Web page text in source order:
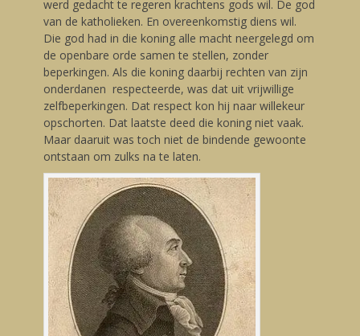
werd gedacht te regeren krachtens gods wil. De god
van de katholieken. En overeenkomstig diens wil.
Die god had in die koning alle macht neergelegd om
de openbare orde samen te stellen, zonder
beperkingen. Als die koning daarbij rechten van zijn
onderdanen respecteerde, was dat uit vrijwillige
zelfbeperkingen. Dat respect kon hij naar willekeur
opschorten. Dat laatste deed die koning niet vaak.
Maar daaruit was toch niet de bindende gewoonte
ontstaan om zulks na te laten.